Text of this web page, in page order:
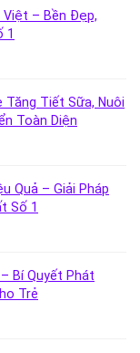
– Bền Đẹp,
1
Tăng Tiết Sữa, Nuôi
Toàn Diện
Quả – Giải Pháp
Số 1
Bí Quyết Phát
Trẻ